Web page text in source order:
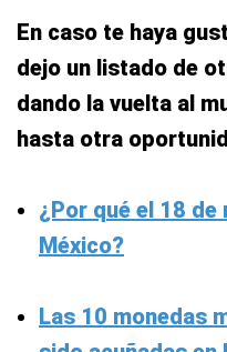
En caso te haya
dejo un listado de
dando la vuelta al
hasta otra
¿Por qué el 18
México?
Las 10 monedas